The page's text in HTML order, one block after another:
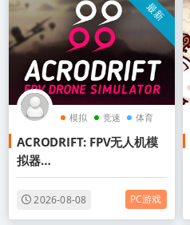
最新
模拟 竞速 体育
ACRODRIFT: FPV无人机模
拟器
Build.24617582（ACROD
RIFT FPV Drone
Simulator）免安装中文版
2026-08-08 PC游戏